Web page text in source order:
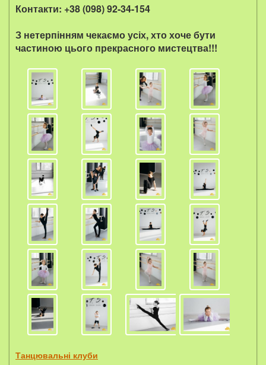
Контакти: +38 (098) 92-34-154
З нетерпінням чекаємо усіх, хто хоче бути
частиною цього прекрасного мистецтва!!!
Танцювальні клуби